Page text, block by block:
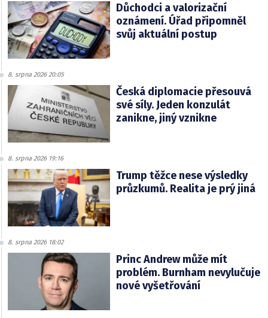
Důchodci a valorizační
oznámení. Úřad připomněl
svůj aktuální postup
8. srpna 2026 20:05
Česká diplomacie přesouvá
své síly. Jeden konzulát
zanikne, jiný vznikne
8. srpna 2026 19:16
Trump těžce nese výsledky
průzkumů. Realita je prý jiná
8. srpna 2026 18:02
Princ Andrew může mít
problém. Burnham nevylučuje
nové vyšetřování